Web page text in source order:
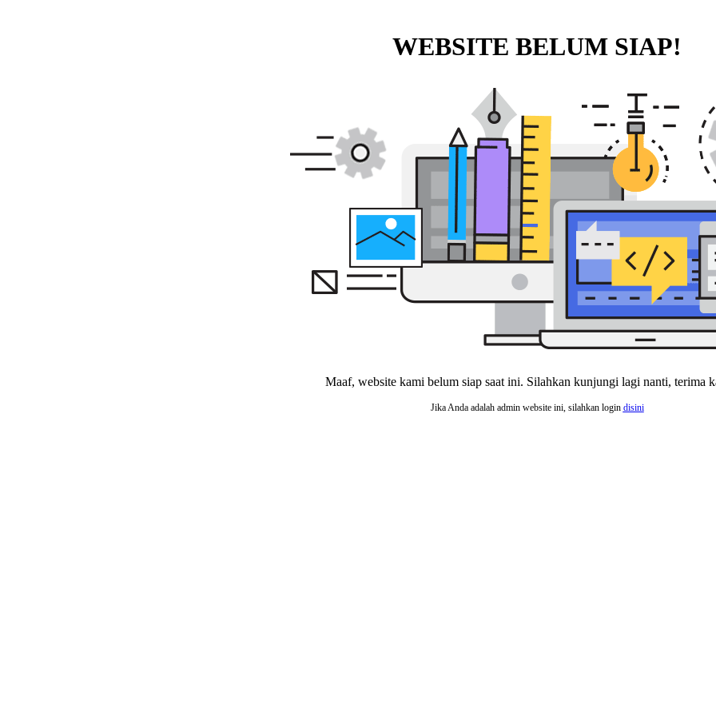
WEBSITE BELUM SIAP!
Maaf, website kami belum siap saat ini. Silahkan kunjungi lagi nanti, terima
Jika Anda adalah admin website ini, silahkan login disini